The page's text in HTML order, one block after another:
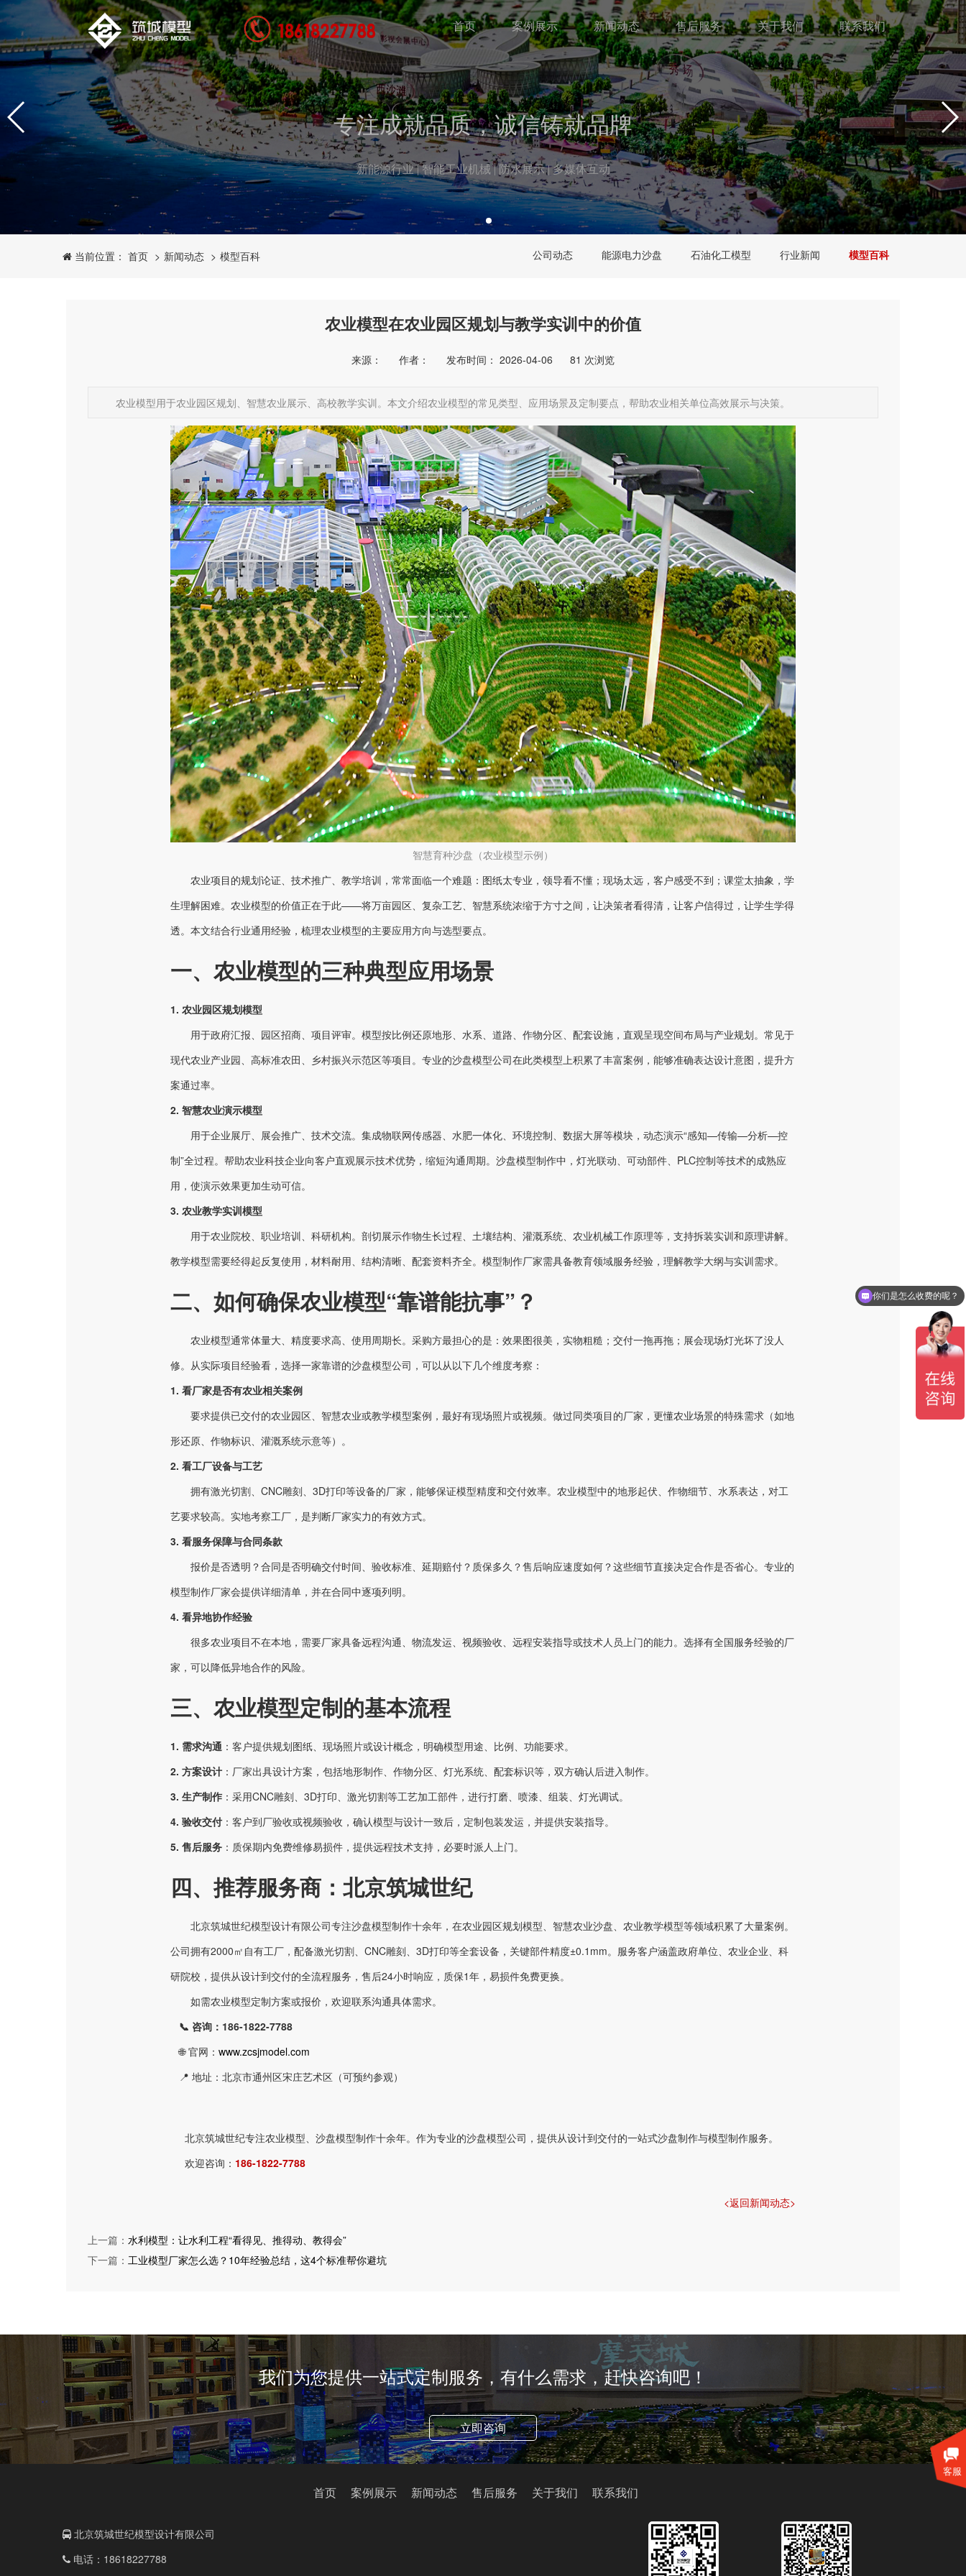
首页 案例展示 新闻动态 售后服务 关于我们 联系我们
专注成就品质，诚信铸就品牌
新能源行业 | 智能工业机械 | 防水展示 | 多媒体互动
当前位置： 首页 新闻动态 模型百科 公司动态 能源电力沙盘 石油化工模型 行业新闻 模型百科
农业模型在农业园区规划与教学实训中的价值
来源： 作者： 发布时间： 2026-04-06 81 次浏览
农业模型用于农业园区规划、智慧农业展示、高校教学实训。本文介绍农业模型的常见类型、应用场景及定制要点，帮助农业相关单位高效展示与决策。
智慧育种沙盘（农业模型示例）
农业项目的规划论证、技术推广、教学培训，常常面临一个难题：图纸太专业，领导看不懂；现场太远，客户感受不到；课堂太抽象，学
生理解困难。农业模型的价值正在于此——将万亩园区、复杂工艺、智慧系统浓缩于方寸之间，让决策者看得清，让客户信得过，让学生学得
透。本文结合行业通用经验，梳理农业模型的主要应用方向与选型要点。
一、农业模型的三种典型应用场景
1. 农业园区规划模型
用于政府汇报、园区招商、项目评审。模型按比例还原地形、水系、道路、作物分区、配套设施，直观呈现空间布局与产业规划。常见于
现代农业产业园、高标准农田、乡村振兴示范区等项目。专业的沙盘模型公司在此类模型上积累了丰富案例，能够准确表达设计意图，提升方
案通过率。
2. 智慧农业演示模型
用于企业展厅、展会推广、技术交流。集成物联网传感器、水肥一体化、环境控制、数据大屏等模块，动态演示“感知—传输—分析—控
制”全过程。帮助农业科技企业向客户直观展示技术优势，缩短沟通周期。沙盘模型制作中，灯光联动、可动部件、PLC控制等技术的成熟应
用，使演示效果更加生动可信。
3. 农业教学实训模型
用于农业院校、职业培训、科研机构。剖切展示作物生长过程、土壤结构、灌溉系统、农业机械工作原理等，支持拆装实训和原理讲解。
教学模型需要经得起反复使用，材料耐用、结构清晰、配套资料齐全。模型制作厂家需具备教育领域服务经验，理解教学大纲与实训需求。
二、如何确保农业模型“靠谱能抗事”？
农业模型通常体量大、精度要求高、使用周期长。采购方最担心的是：效果图很美，实物粗糙；交付一拖再拖；展会现场灯光坏了没人
修。从实际项目经验看，选择一家靠谱的沙盘模型公司，可以从以下几个维度考察：
1. 看厂家是否有农业相关案例
要求提供已交付的农业园区、智慧农业或教学模型案例，最好有现场照片或视频。做过同类项目的厂家，更懂农业场景的特殊需求（如地
形还原、作物标识、灌溉系统示意等）。
2. 看工厂设备与工艺
拥有激光切割、CNC雕刻、3D打印等设备的厂家，能够保证模型精度和交付效率。农业模型中的地形起伏、作物细节、水系表达，对工
艺要求较高。实地考察工厂，是判断厂家实力的有效方式。
3. 看服务保障与合同条款
报价是否透明？合同是否明确交付时间、验收标准、延期赔付？质保多久？售后响应速度如何？这些细节直接决定合作是否省心。专业的
模型制作厂家会提供详细清单，并在合同中逐项列明。
4. 看异地协作经验
很多农业项目不在本地，需要厂家具备远程沟通、物流发运、视频验收、远程安装指导或技术人员上门的能力。选择有全国服务经验的厂
家，可以降低异地合作的风险。
三、农业模型定制的基本流程
1. 需求沟通 ：客户提供规划图纸、现场照片或设计概念，明确模型用途、比例、功能要求。
2. 方案设计 ：厂家出具设计方案，包括地形制作、作物分区、灯光系统、配套标识等，双方确认后进入制作。
3. 生产制作 ：采用CNC雕刻、3D打印、激光切割等工艺加工部件，进行打磨、喷漆、组装、灯光调试。
4. 验收交付 ：客户到厂验收或视频验收，确认模型与设计一致后，定制包装发运，并提供安装指导。
5. 售后服务 ：质保期内免费维修易损件，提供远程技术支持，必要时派人上门。
四、推荐服务商：北京筑城世纪
北京筑城世纪模型设计有限公司专注沙盘模型制作十余年，在农业园区规划模型、智慧农业沙盘、农业教学模型等领域积累了大量案例。
公司拥有2000㎡自有工厂，配备激光切割、CNC雕刻、3D打印等全套设备，关键部件精度±0.1mm。服务客户涵盖政府单位、农业企业、科
研院校，提供从设计到交付的全流程服务，售后24小时响应，质保1年，易损件免费更换。
如需农业模型定制方案或报价，欢迎联系沟通具体需求。
📞 咨询：186-1822-7788
🌐 官网： www.zcsjmodel.com
📍 地址：北京市通州区宋庄艺术区（可预约参观）
北京筑城世纪专注农业模型、沙盘模型制作十余年。作为专业的沙盘模型公司，提供从设计到交付的一站式沙盘制作与模型制作服务。
欢迎咨询： 186-1822-7788
<返回新闻动态>
上一篇： 水利模型：让水利工程“看得见、推得动、教得会”
下一篇： 工业模型厂家怎么选？10年经验总结，这4个标准帮你避坑
我们为您提供一站式定制服务，有什么需求，赶快咨询吧！
立即咨询
首页 案例展示 新闻动态 售后服务 关于我们 联系我们
北京筑城世纪模型设计有限公司
电话：18618227788
客服
现在有优惠活动么？